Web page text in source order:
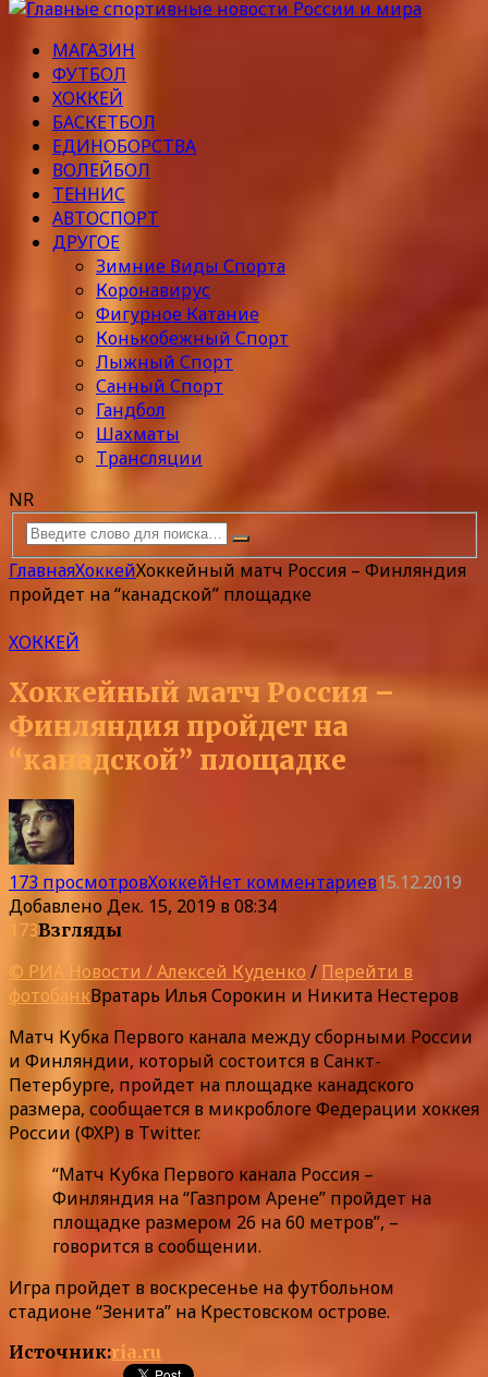
МАГАЗИН
ФУТБОЛ
ХОККЕЙ
БАСКЕТБОЛ
ЕДИНОБОРСТВА
ВОЛЕЙБОЛ
ТЕННИС
АВТОСПОРТ
ДРУГОЕ
Зимние Виды Спорта
Коронавирус
Фигурное Катание
Конькобежный Спорт
Лыжный Спорт
Санный Спорт
Гандбол
Шахматы
Трансляции
NR
ГлавнаяХоккейХоккейный матч Россия – Финляндия
пройдет на “канадской” площадке
ХОККЕЙ
Хоккейный матч Россия –
Финляндия пройдет на
“канадской” площадке
173 просмотровХоккейНет комментариев15.12.2019
Добавлено Дек. 15, 2019 в 08:34
173Взгляды
© РИА Новости / Алексей Куденко / Перейти в
фотобанкВратарь Илья Сорокин и Никита Нестеров
Матч Кубка Первого канала между сборными России
и Финляндии, который состоится в Санкт-
Петербурге, пройдет на площадке канадского
размера, сообщается в микроблоге Федерации хоккея
России (ФХР) в Twitter.
“Матч Кубка Первого канала Россия –
Финляндия на “Газпром Арене” пройдет на
площадке размером 26 на 60 метров”, –
говорится в сообщении.
Игра пройдет в воскресенье на футбольном
стадионе “Зенита” на Крестовском острове.
Источник:ria.ru